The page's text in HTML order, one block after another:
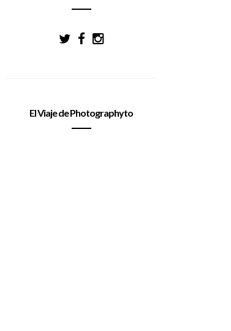
El Viaje de Photographyto